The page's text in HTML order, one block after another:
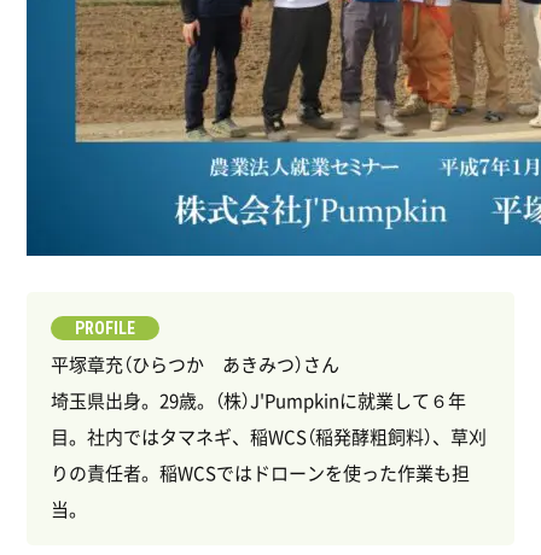
PROFILE
平塚章充（ひらつか あきみつ）さん
埼玉県出身。29歳。（株）J'Pumpkinに就業して６年
目。社内ではタマネギ、稲WCS（稲発酵粗飼料）、草刈
りの責任者。稲WCSではドローンを使った作業も担
当。